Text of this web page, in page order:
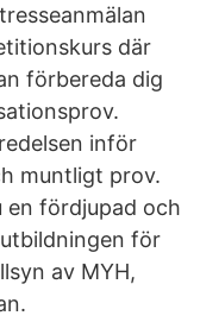
där
förbereda dig
inför
muntligt prov.
en fördjupad och
för
av MYH,